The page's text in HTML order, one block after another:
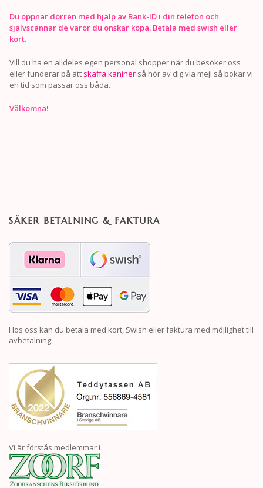
Du öppnar dörren med hjälp av Bank-ID i din telefon och
självscannar de varor du önskar köpa. Betala med swish eller
kort.
Vill du ha en alldeles egen personal shopper när du besöker oss
eller funderar på att skaffa kaniner så hör av dig via mejl så bokar vi
en tid som passar oss båda.
Välkomna!
SÄKER BETALNING & FAKTURA
Hos oss kan du betala med kort, Swish eller faktura med möjlighet till
avbetalning.
Vi är förstås medlemmar i